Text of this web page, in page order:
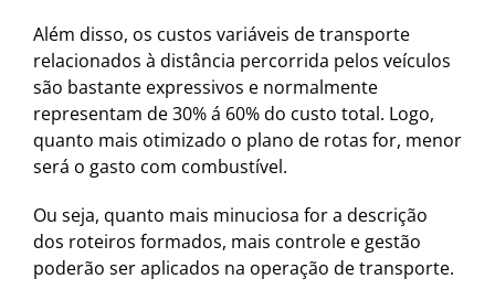
Além disso, os custos variáveis de transporte
relacionados à distância percorrida pelos veículos
são bastante expressivos e normalmente
representam de 30% á 60% do custo total. Logo,
quanto mais otimizado o plano de rotas for, menor
será o gasto com combustível.
Ou seja, quanto mais minuciosa for a descrição
dos roteiros formados, mais controle e gestão
poderão ser aplicados na operação de transporte.